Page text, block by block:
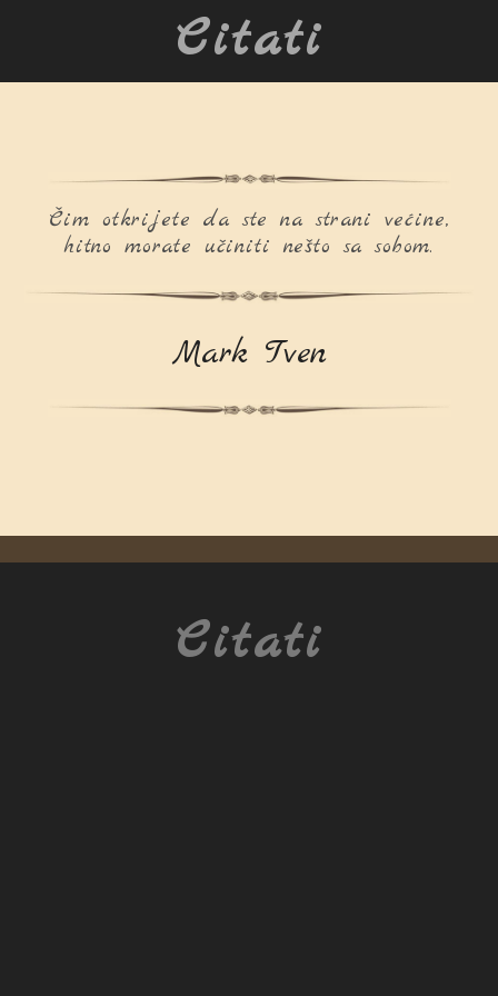
Citati
Čim otkrijete da ste na strani većine,
hitno morate učiniti nešto sa sobom.
Mark Tven
Citati